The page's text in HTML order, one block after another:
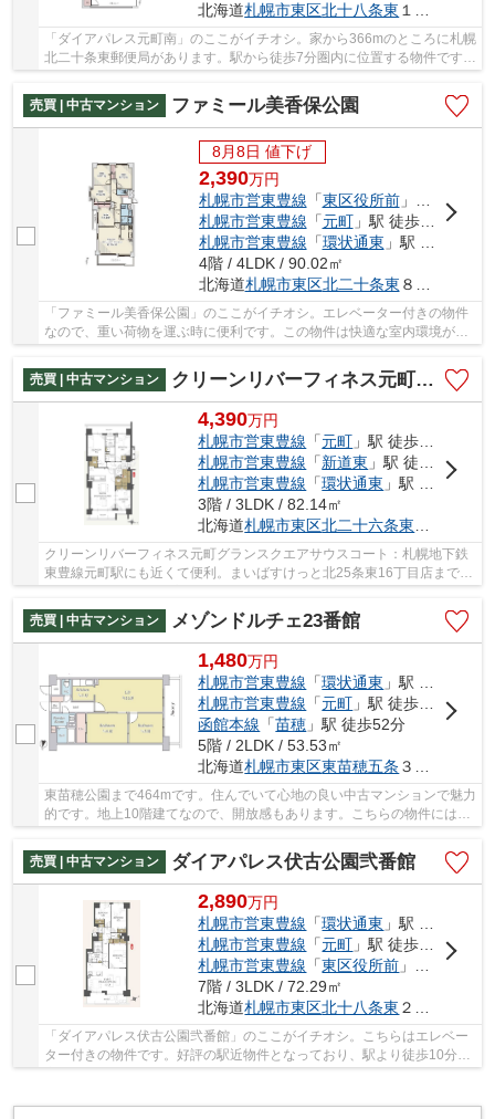
北海道札幌市東区北十八条東 １７丁目1-15
「ダイアパレス元町南」のここがイチオシ。家から366mのところに札幌
北二十条東郵便局があります。駅から徒歩7分圏内に位置する物件です。
売買 | 中古マンション
ファミール美香保公園
8月8日 値下げ
2,390万円
札幌市営東豊線 「東区役所前」駅 徒歩14分
札幌市営東豊線 「元町」駅 徒歩17分
札幌市営東豊線 「環状通東 」駅 徒歩21分
4階 / 4LDK / 90.02㎡
北海道札幌市東区北二十条東 ８丁目3-13
「ファミール美香保公園」のここがイチオシ。エレベーター付きの物件
なので、重い荷物を運ぶ時に便利です。この物件は快適な室内環境が魅
売買 | 中古マンション
クリーンリバーフィネス元町グランスクエアサウスコート
4,390万円
札幌市営東豊線 「元町 」駅 徒歩4分
札幌市営東豊線 「新道東 」駅 徒歩15分
札幌市営東豊線 「環状通東 」駅 徒歩22分
3階 / 3LDK / 82.14㎡
北海道札幌市東区北二十六条東
クリーンリバーフィネス元町グランスクエアサウスコート：札幌地下鉄
東豊線元町駅にも近くて便利。まいばすけっと北25条東16丁目店まで
199mです。ニーズの高いエレベーター付きの物件...
売買 | 中古マンション
メゾンドルチェ23番館
1,480万円
札幌市営東豊線 「環状通東 」駅 徒歩45分
札幌市営東豊線 「元町 」駅 徒歩49分
函館本線 「苗穂 」駅 徒歩52分
5階 / 2LDK / 53.53㎡
北海道札幌市東区東苗穂五条 ３丁目7-30
東苗穂公園まで464mです。住んでいて心地の良い中古マンションで魅力
的です。地上10階建てなので、開放感もあります。こちらの物件にはエ
レベーターが付いています。当社オススメの不...
売買 | 中古マンション
ダイアパレス伏古公園弐番館
2,890万円
札幌市営東豊線 「環状通東 」駅 徒歩10分
札幌市営東豊線 「元町 」駅 徒歩22分
札幌市営東豊線 「東区役所前 」駅 徒歩23分
7階 / 3LDK / 72.29㎡
北海道札幌市東区北十八条東 ２０丁目4-20
「ダイアパレス伏古公園弐番館」のここがイチオシ。こちらはエレベー
ター付きの物件です。好評の駅近物件となっており、駅より徒歩10分に
立地しています。中古でありながら、綺麗で機...